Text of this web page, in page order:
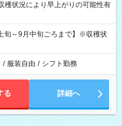
状況により早上がりの可能性有
旬～9月中旬ごろまで】※収穫状
/ 服装自由 / シフト勤務
る 詳細へ